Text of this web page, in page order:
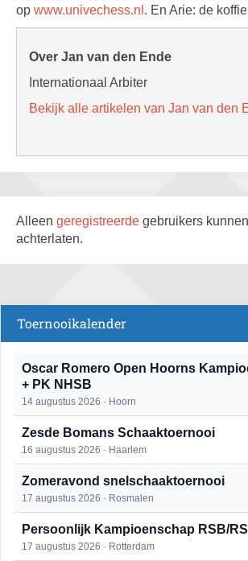
op www.univechess.nl . En Arie: de
Over Jan van den Ende
Internationaal Arbiter
Bekijk alle artikelen van Jan van den
Alleen geregistreerde gebruikers
achterlaten.
Toernooikalender
Oscar Romero Open Hoorns
+ PK NHSB
14 augustus 2026 · Hoorn
Zesde Bomans Schaaktoernooi
16 augustus 2026 · Haarlem
Zomeravond snelschaaktoernooi
17 augustus 2026 · Rosmalen
Persoonlijk Kampioenschap RSB/
17 augustus 2026 · Rotterdam